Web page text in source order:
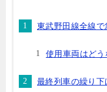
東武野田線全線で
使用車両はどう
最終列車の繰り下